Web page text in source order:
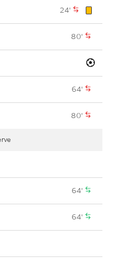
24'
80'
64'
80'
64'
64'